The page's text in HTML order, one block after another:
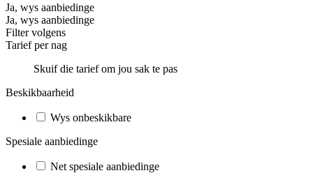
Ja, wys aanbiedinge
Ja, wys aanbiedinge
Filter volgens
Tarief per nag
Skuif die tarief om jou sak te pas
Beskikbaarheid
Wys onbeskikbare
Spesiale aanbiedinge
Net spesiale aanbiedinge